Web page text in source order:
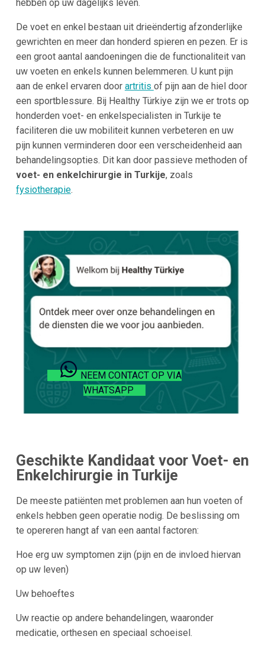
hebben op uw dagelijks leven.
De voet en enkel bestaan uit drieëndertig afzonderlijke
gewrichten en meer dan honderd spieren en pezen. Er is
een groot aantal aandoeningen die de functionaliteit van
uw voeten en enkels kunnen belemmeren. U kunt pijn
aan de enkel ervaren door artritis of pijn aan de hiel door
een sportblessure. Bij Healthy Türkiye zijn we er trots op
honderden voet- en enkelspecialisten in Turkije te
faciliteren die uw mobiliteit kunnen verbeteren en uw
pijn kunnen verminderen door een verscheidenheid aan
behandelingsopties. Dit kan door passieve methoden of
voet- en enkelchirurgie in Turkije, zoals
fysiotherapie.
NEEM CONTACT OP VIA
WHATSAPP
Geschikte Kandidaat voor Voet- en
Enkelchirurgie in Turkije
De meeste patiënten met problemen aan hun voeten of
enkels hebben geen operatie nodig. De beslissing om
te opereren hangt af van een aantal factoren:
Hoe erg uw symptomen zijn (pijn en de invloed hiervan
op uw leven)
Uw behoeftes
Uw reactie op andere behandelingen, waaronder
medicatie, orthesen en speciaal schoeisel.